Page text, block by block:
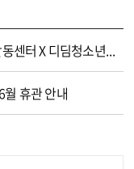
[홍보] 2026년 나름청소년활동센터 X 디딤청소년활동센터 청소년어울림마당 개최
휴관 안내